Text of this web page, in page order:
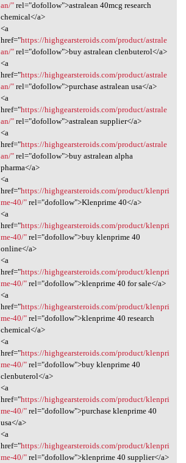
an/"rel="dofollow">astralean 40mcg research
chemical</a>
<a
href="https://highgearsteroids.com/product/astrale
an/"rel="dofollow">buy astralean clenbuterol</a>
<a
href="https://highgearsteroids.com/product/astrale
an/"rel="dofollow">purchase astralean usa</a>
<a
href="https://highgearsteroids.com/product/astrale
an/"rel="dofollow">astralean supplier</a>
<a
href="https://highgearsteroids.com/product/astrale
an/"rel="dofollow">buy astralean alpha
pharma</a>
<a
href="https://highgearsteroids.com/product/klenpri
me-40/"rel="dofollow">Klenprime 40</a>
<a
href="https://highgearsteroids.com/product/klenpri
me-40/"rel="dofollow">buy klenprime 40
online</a>
<a
href="https://highgearsteroids.com/product/klenpri
me-40/"rel="dofollow">klenprime 40 for sale</a>
<a
href="https://highgearsteroids.com/product/klenpri
me-40/"rel="dofollow">klenprime 40 research
chemical</a>
<a
href="https://highgearsteroids.com/product/klenpri
me-40/"rel="dofollow">buy klenprime 40
clenbuterol</a>
<a
href="https://highgearsteroids.com/product/klenpri
me-40/"rel="dofollow">purchase klenprime 40
usa</a>
<a
href="https://highgearsteroids.com/product/klenpri
me-40/"rel="dofollow">klenprime 40 supplier</a>